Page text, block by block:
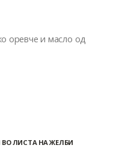
оревче и масло од
ЛИСТА НА ЖЕЛБИ